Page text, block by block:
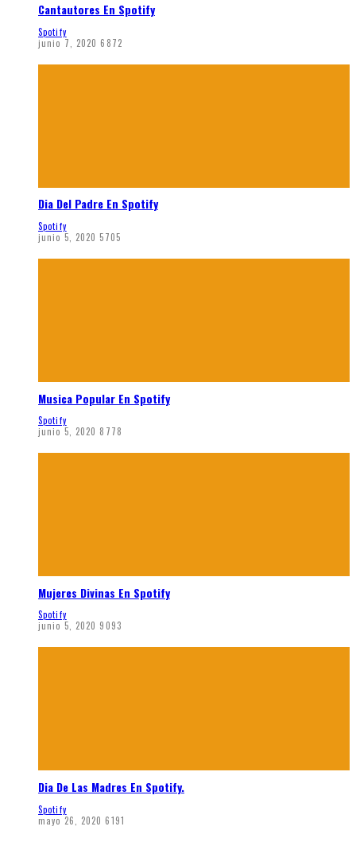
Cantautores En Spotify
Spotify
junio 7, 2020 6872
Dia Del Padre En Spotify
Spotify
junio 5, 2020 5705
Musica Popular En Spotify
Spotify
junio 5, 2020 8778
Mujeres Divinas En Spotify
Spotify
junio 5, 2020 9093
Dia De Las Madres En Spotify.
Spotify
mayo 26, 2020 6191